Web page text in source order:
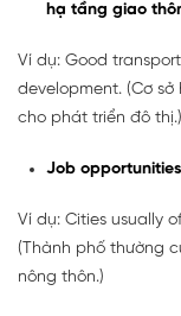
hạ tầng giao
Ví dụ: Good
development. (Cơ
cho phát triển đô thị.)
Job
Ví dụ: Cities usually
(Thành phố thường
nông thôn.)